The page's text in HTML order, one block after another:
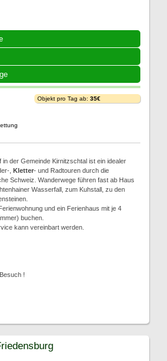
Objekt pro Tag ab: 35€
der Gemeinde Kirnitzschtal ist ein idealer
, Kletter- und Radtouren durch die
Schweiz. Wanderwege führen fast ab Haus
Wasserfall, zum Kuhstall, zu den
und ein Ferienhaus mit je 4
buchen.
kann vereinbart werden.
!